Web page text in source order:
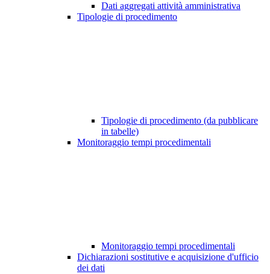
Dati aggregati attività amministrativa
Tipologie di procedimento
Tipologie di procedimento (da pubblicare
in tabelle)
Monitoraggio tempi procedimentali
Monitoraggio tempi procedimentali
Dichiarazioni sostitutive e acquisizione d'ufficio
dei dati